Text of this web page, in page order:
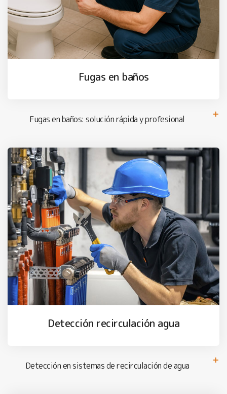
Fugas en baños
Fugas en baños: solución rápida y profesional
Detección recirculación agua
Detección en sistemas de recirculación de agua